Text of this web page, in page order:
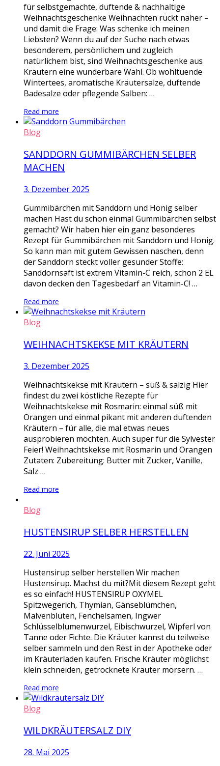
für selbstgemachte, duftende & nachhaltige
Weihnachtsgeschenke Weihnachten rückt näher –
und damit die Frage: Was schenke ich meinen
Liebsten? Wenn du auf der Suche nach etwas
besonderem, persönlichem und zugleich
natürlichem bist, sind Weihnachtsgeschenke aus
Kräutern eine wunderbare Wahl. Ob wohltuende
Wintertees, aromatische Kräutersalze, duftende
Badesalze oder pflegende Salben: …
Read more
Blog
SANDDORN GUMMIBÄRCHEN SELBER
MACHEN
3. Dezember 2025
Gummibärchen mit Sanddorn und Honig selber
machen Hast du schon einmal Gummibärchen selbst
gemacht? Wir haben hier ein ganz besonderes
Rezept für Gummibärchen mit Sanddorn und Honig.
So kann man mit gutem Gewissen naschen, denn
der Sanddorn steckt voller gesunder Stoffe:
Sanddornsaft ist extrem Vitamin-C reich, schon 2 EL
davon decken den Tagesbedarf an Vitamin-C! …
Read more
Blog
WEIHNACHTSKEKSE MIT KRÄUTERN
3. Dezember 2025
Weihnachtskekse mit Kräutern – süß & salzig Hier
findest du zwei köstliche Rezepte für
Weihnachtskekse mit Rosmarin: einmal süß mit
Orangen und einmal pikant mit anderen duftenden
Kräutern – für alle, die mal etwas neues
ausprobieren möchten. Auch super für die Sylvester
Feier! Weihnachtskekse mit Rosmarin und Orangen
Zutaten: Zubereitung: Butter mit Zucker, Vanille,
Salz …
Read more
Blog
HUSTENSIRUP SELBER HERSTELLEN
22. Juni 2025
Hustensirup selber herstellen Wir machen
Hustensirup. Machst du mit?Mit diesem Rezept geht
es so einfach! HUSTENSIRUP OXYMEL
Spitzwegerich, Thymian, Gänseblümchen,
Malvenblüten, Fenchelsamen, Ingwer
Schlüsselblumenwurzel, Eibischwurzel, Wipferl von
Tanne oder Fichte. Die Kräuter kannst du teilweise
selber sammeln und den Rest in der Apotheke oder
im Kräuterladen kaufen. Frische Kräuter möglichst
klein schneiden, getrocknete Kräuter mörsern. …
Read more
Blog
WILDKRÄUTERSALZ DIY
28. Mai 2025